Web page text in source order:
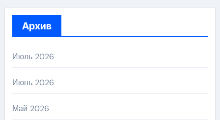
Архив
Июль 2026
Июнь 2026
Май 2026